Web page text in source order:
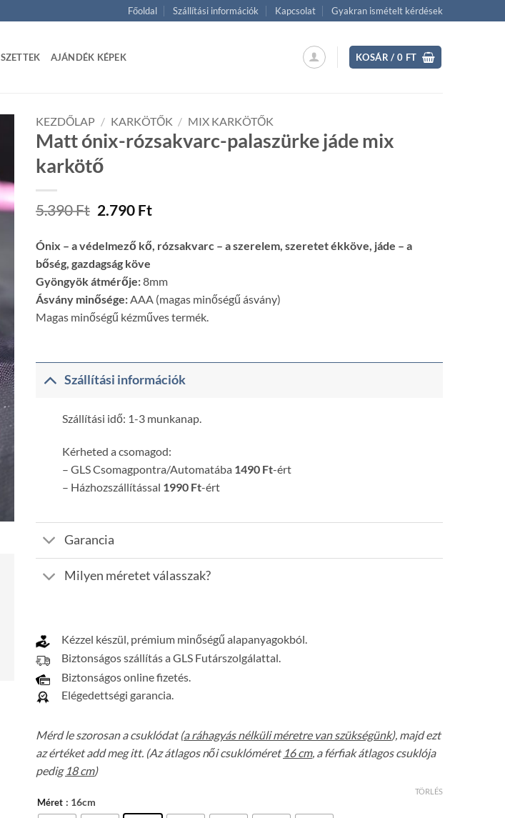
Főoldal Szállítási információk Kapcsolat Gyakran ismételt kérdések
SZETTEK AJÁNDÉK KÉPEK KOSÁR /0 FT
KEZDŐLAP / KARKÖTŐK / MIX KARKÖTŐK
Matt ónix-rózsakvarc-palaszürke jáde mix
karkötő
5.390Ft Original
was:
5.390 Ft.
2.790 FtCurrent
is:
2.790 Ft.
Ónix – a védelmező kő, rózsakvarc – a szerelem, szeretet ékköve, jáde – a
bőség, gazdagság köve
Gyöngyök átmérője:8mm
Ásvány minősége:AAA (magas minőségű ásvány)
Magas minőségű kézműves termék.
Szállítási információk
Szállítási idő: 1-3 munkanap.
Kérheted a csomagod:
– GLS Csomagpontra/Automatába 1490 Ft-ért
– Házhozszállítással 1990 Ft-ért
Garancia
Milyen méretet válasszak?
Kézzel készül, prémium minőségű alapanyagokból.
Biztonságos szállítás a GLS Futárszolgálattal.
Biztonságos online fizetés.
Elégedettségi garancia.
Mérd le szorosan a csuklódat (a ráhagyás nélküli méretre van szükségünk), majd ezt
az értéket add meg itt. (Az átlagos női csuklóméret 16 cm, a férfiak átlagos csuklója
pedig 18 cm)
Méret : 16cm
TÖRLÉS